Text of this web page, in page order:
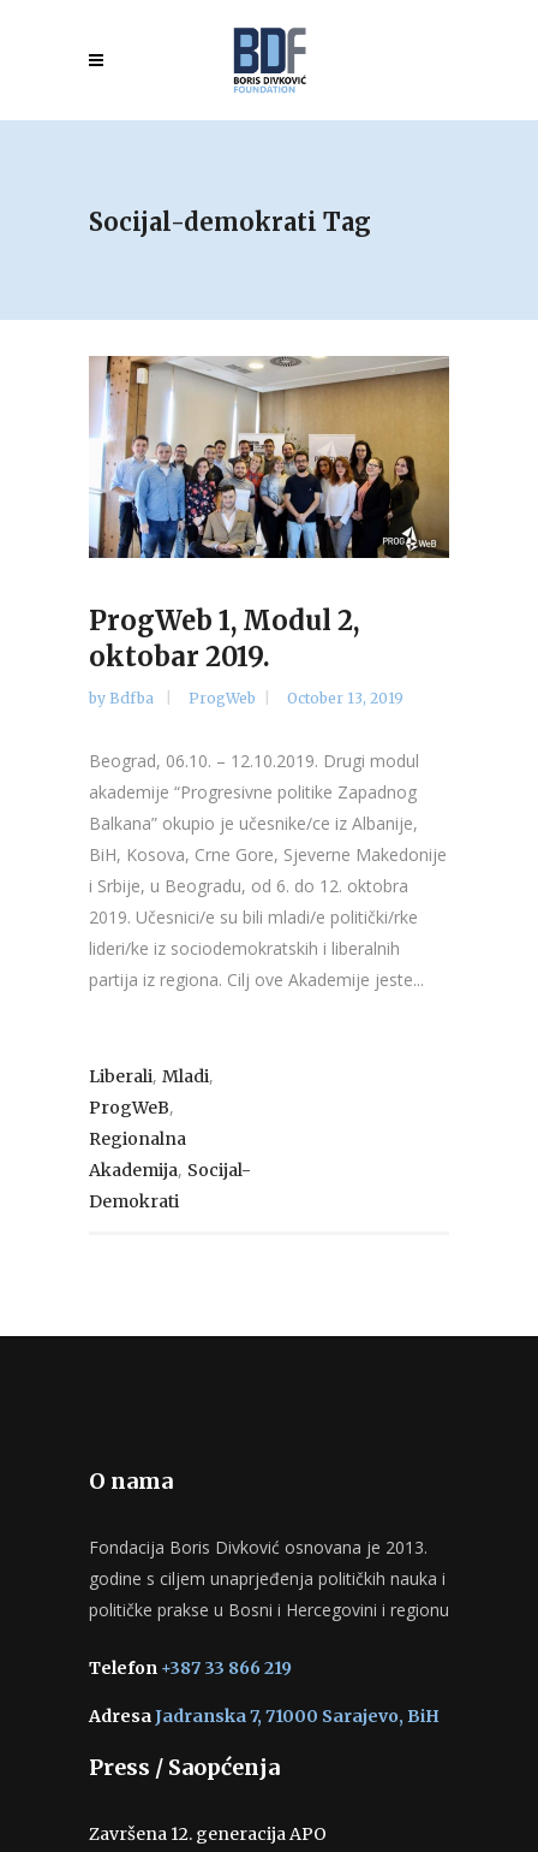
Socijal-demokrati Tag
ProgWeb 1, Modul 2,
oktobar 2019.
by Bdfba ProgWeb October 13, 2019
Beograd, 06.10. – 12.10.2019. Drugi modul
akademije “Progresivne politike Zapadnog
Balkana” okupio je učesnike/ce iz Albanije,
BiH, Kosova, Crne Gore, Sjeverne Makedonije
i Srbije, u Beogradu, od 6. do 12. oktobra
2019. Učesnici/e su bili mladi/e politički/rke
lideri/ke iz sociodemokratskih i liberalnih
partija iz regiona. Cilj ove Akademije jeste...
Liberali, Mladi,
ProgWeB,
Regionalna
Akademija, Socijal-
Demokrati
O nama
Fondacija Boris Divković osnovana je 2013.
godine s ciljem unaprjeđenja političkih nauka i
političke prakse u Bosni i Hercegovini i regionu
Telefon +387 33 866 219
AdresaJadranska 7, 71000 Sarajevo, BiH
Press / Saopćenja
Završena 12. generacija APO